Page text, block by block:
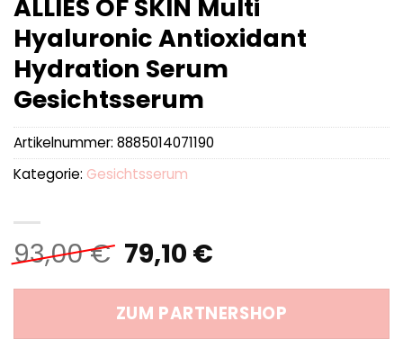
ALLIES OF SKIN Multi
Hyaluronic Antioxidant
Hydration Serum
Gesichtsserum
93,00€ Ursprünglicher
Preis
war:
93,00 €
79,10 €Aktueller
ist:
79,10 €.
ZUM PARTNERSHOP
Artikelnummer: 8885014071190
Kategorie: Gesichtsserum